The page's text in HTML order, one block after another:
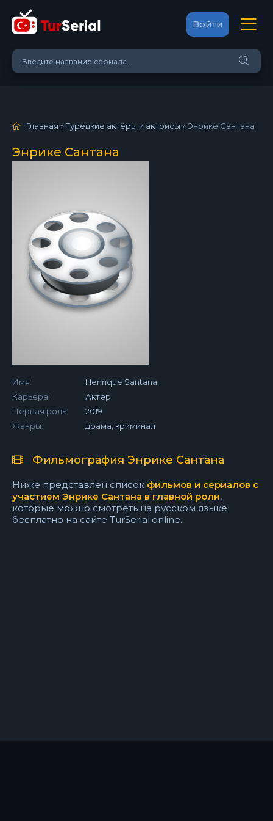
Войти
Главная »Турецкие актёры и актрисы »Энрике Сантана
Энрике Сантана
Имя:
Henrique Santana
Карьера:
Актер
Первая роль:
2019
Жанры:
драма, криминал
Фильмография Энрике Сантана
Ниже представлен список фильмов и сериалов с
участием Энрике Сантана в главной роли,
которые можно смотреть на русском языке
бесплатно на сайте TurSerial.online.